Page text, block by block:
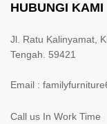
HUBUNGI KAMI
Jl. Ratu Kalinyamat,
Tengah. 59421
Email :
Call us In Work Time